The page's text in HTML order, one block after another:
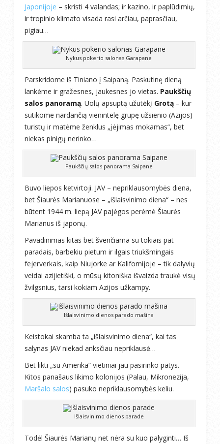
Japonijoje – skristi 4 valandas; ir kazino, ir paplūdimių,
ir tropinio klimato visada rasi arčiau, paprasčiau,
pigiau…
Nykus pokerio salonas Garapane
Parskridome iš Tiniano į Saipaną. Paskutinę dieną
lankėme ir gražesnes, jaukesnes jo vietas. Paukščių
salos panoramą. Uolų apsuptą užutėkį Grotą – kur
sutikome nardančią vienintelę grupę užsienio (Azijos)
turistų ir matėme ženklus „įėjimas mokamas“, bet
niekas pinigų nerinko…
Paukščių salos panorama Saipane
Buvo liepos ketvirtoji. JAV – nepriklausomybės diena,
bet Šiaurės Marianuose – „išlaisvinimo diena“ – nes
būtent 1944 m. liepą JAV pajėgos perėmė Šiaurės
Marianus iš japonų.
Pavadinimas kitas bet švenčiama su tokiais pat
paradais, barbekiu pietum ir ilgais triukšmingais
fejerverkais, kaip Niujorke ar Kalifornijoje – tik dalyvių
veidai azijietiški, o mūsų kitoniška išvaizda traukė visų
žvilgsnius, tarsi kokiam Azijos užkampy.
Išlaisvinimo dienos parado mašina
Keistokai skamba ta „išlaisvinimo diena“, kai tas
salynas JAV niekad anksčiau nepriklausė…
Bet likti „su Amerika“ vietiniai jau pasirinko patys.
Kitos panašaus likimo kolonijos (Palau, Mikronezija,
Maršalo salos) pasuko nepriklausomybės keliu.
Išlaisvinimo dienos parade
Todėl Šiaurės Marianų net nėra su kuo palyginti… Iš